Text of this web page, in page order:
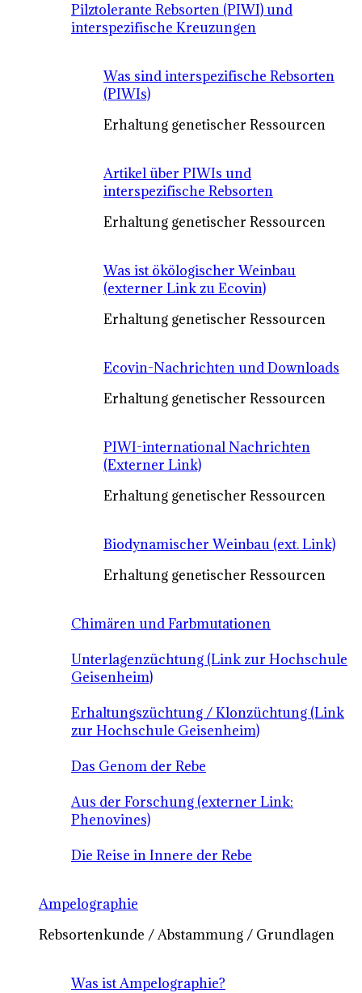
Pilztolerante Rebsorten (PIWI) und
interspezifische Kreuzungen
Was sind interspezifische Rebsorten
(PIWIs)
Erhaltung genetischer Ressourcen
Artikel über PIWIs und
interspezifische Rebsorten
Erhaltung genetischer Ressourcen
Was ist ökölogischer Weinbau
(externer Link zu Ecovin)
Erhaltung genetischer Ressourcen
Ecovin-Nachrichten und Downloads
Erhaltung genetischer Ressourcen
PIWI-international Nachrichten
(Externer Link)
Erhaltung genetischer Ressourcen
Biodynamischer Weinbau (ext. Link)
Erhaltung genetischer Ressourcen
Chimären und Farbmutationen
Unterlagenzüchtung (Link zur Hochschule
Geisenheim)
Erhaltungszüchtung / Klonzüchtung (Link
zur Hochschule Geisenheim)
Das Genom der Rebe
Aus der Forschung (externer Link:
Phenovines)
Die Reise in Innere der Rebe
Ampelographie
Rebsortenkunde / Abstammung / Grundlagen
Was ist Ampelographie?